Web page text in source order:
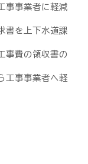
事事業者に軽減
書を上下水道課
事費の領収書の
工事事業者へ軽